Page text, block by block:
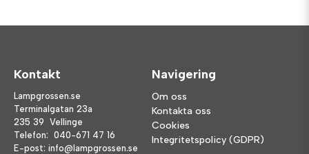
Kontakt
Lampgrossen.se
Terminalgatan 23a
235 39 Vellinge
Telefon: 040-671 47 16
E-post: info@lampgrossen.se
Navigering
Om oss
Kontakta oss
Cookies
Integritetspolicy (GDPR)